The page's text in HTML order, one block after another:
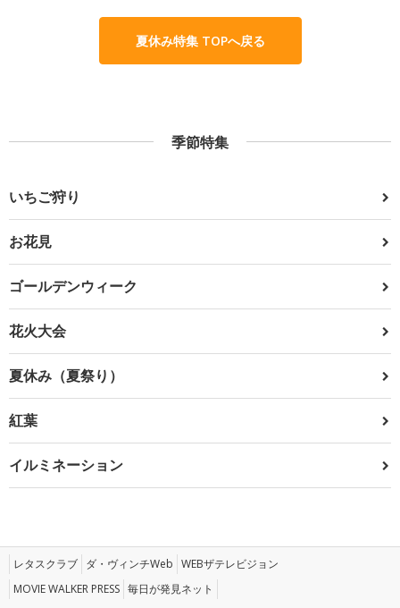
夏休み特集 TOPへ戻る
季節特集
いちご狩り
お花見
ゴールデンウィーク
花火大会
夏休み（夏祭り）
紅葉
イルミネーション
レタスクラブ ダ・ヴィンチWeb WEBザテレビジョン
MOVIE WALKER PRESS 毎日が発見ネット